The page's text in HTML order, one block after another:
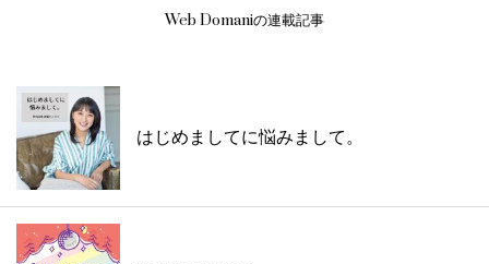
Web Domaniの連載記事
はじめましてに悩みまして。